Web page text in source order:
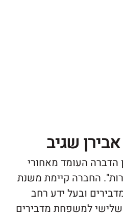
שגיב
מאחורי
קיימת משנת
ובעל ידע רחב
מדבירים